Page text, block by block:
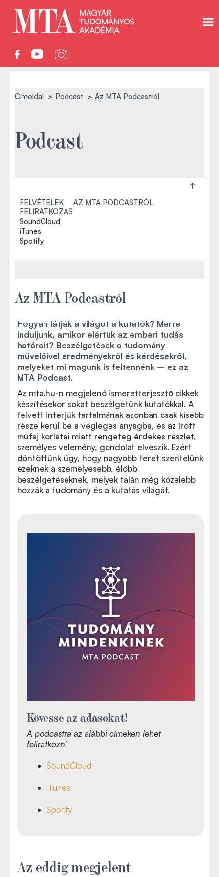
Címoldal Podcast Az MTA Podcastról
Podcast
FELVÉTELEK
AZ MTA PODCASTRÓL
FELIRATKOZÁS
SoundCloud
iTunes
Spotify
Az MTA Podcastról
Hogyan látják a világot a kutatók? Merre
induljunk, amikor elértük az emberi tudás
határait? Beszélgetések a tudomány
művelőivel eredményekről és kérdésekről,
melyeket mi magunk is feltennénk – ez az
MTA Podcast.
Az mta.hu-n megjelenő ismeretterjesztő cikkek
készítésekor sokat beszélgetünk kutatókkal. A
felvett interjúk tartalmának azonban csak kisebb
része kerül be a végleges anyagba, és az írott
műfaj korlátai miatt rengeteg érdekes részlet,
személyes vélemény, gondolat elveszik. Ezért
döntöttünk úgy, hogy nagyobb teret szentelünk
ezeknek a személyesebb, élőbb
beszélgetéseknek, melyek talán még közelebb
hozzák a tudomány és a kutatás világát.
Kövesse az adásokat!
A podcastra az alábbi címeken lehet
feliratkozni
SoundCloud
iTunes
Spotify
Az eddig megjelent